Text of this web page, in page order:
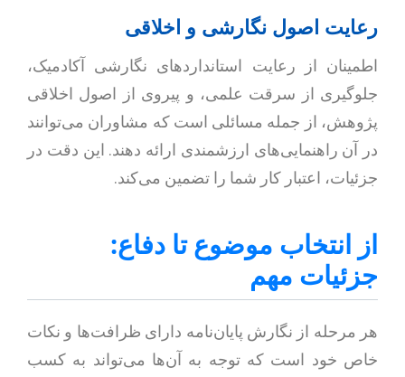
رعایت اصول نگارشی و اخلاقی
اطمینان از رعایت استانداردهای نگارشی آکادمیک،
جلوگیری از سرقت علمی، و پیروی از اصول اخلاقی
پژوهش، از جمله مسائلی است که مشاوران می‌توانند
در آن راهنمایی‌های ارزشمندی ارائه دهند. این دقت در
جزئیات، اعتبار کار شما را تضمین می‌کند.
از انتخاب موضوع تا دفاع:
جزئیات مهم
هر مرحله از نگارش پایان‌نامه دارای ظرافت‌ها و نکات
خاص خود است که توجه به آن‌ها می‌تواند به کسب